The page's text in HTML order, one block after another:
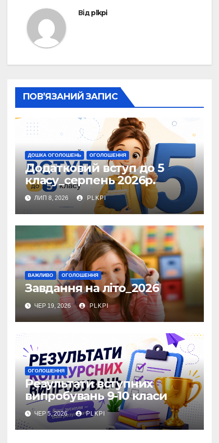
Відplkpi
ПОВ’ЯЗАНИЙ ЗАПИС
ДОШКА ОГОЛОШЕНЬ ОГОЛОШЕННЯ
Додатковий вступ до 5
класу_серпень 2026р.
ЛИП 8, 2026 PLKPI
ВАЖЛИВО ОГОЛОШЕННЯ
Завдання на літо_2026
ЧЕР 19, 2026 PLKPI
ОГОЛОШЕННЯ
Результати вступних
випробувань 9-10 класи
ЧЕР 5, 2026 PLKPI